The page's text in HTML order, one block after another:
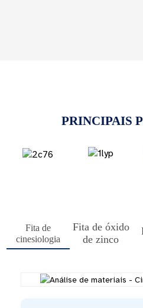
PRINCIPAIS
Fita de
cinesiologia
Fita de óxido
de zinco